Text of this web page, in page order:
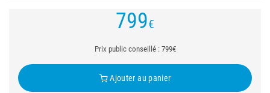
799€
Prix public conseillé : 799€
Ajouter au panier